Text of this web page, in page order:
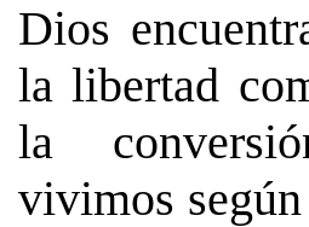
Dios
la libertad
la
vivimos